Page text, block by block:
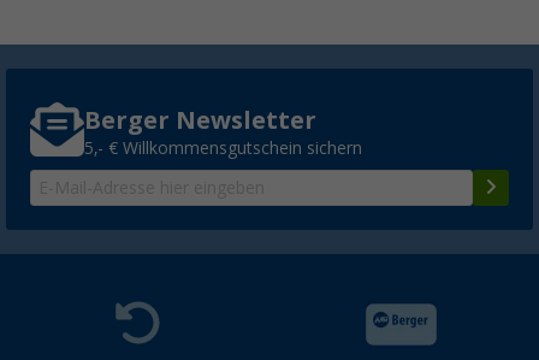
Berger Newsletter
5,- € Willkommensgutschein sichern